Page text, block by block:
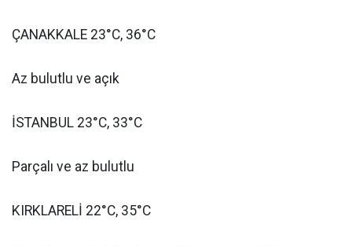
ÇANAKKALE 23°C, 36°C
Az bulutlu ve açık
İSTANBUL 23°C, 33°C
Parçalı ve az bulutlu
KIRKLARELİ 22°C, 35°C